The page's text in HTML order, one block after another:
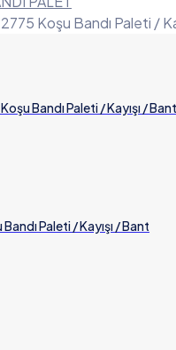
Koşu Bandı Paleti /
Bandı Paleti / Kayışı / Bant
Paleti / Kayışı / Bant